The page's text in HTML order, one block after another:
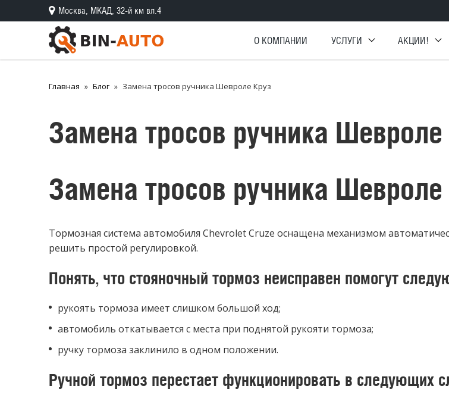
Москва, МКАД, 32-й км вл.4
О КОМПАНИИ УСЛУГИ АКЦИИ!
Главная Блог Замена тросов ручника Шевроле Круз
Замена тросов ручника Шевроле
Замена тросов ручника Шевроле
Тормозная система автомобиля Chevrolet Cruze оснащена механизмом
решить простой регулировкой.
Понять, что стояночный тормоз неисправен помогут
рукоять тормоза имеет слишком большой ход;
автомобиль откатывается с места при поднятой рукояти тормоза;
ручку тормоза заклинило в одном положении.
Ручной тормоз перестает функционировать в следующих